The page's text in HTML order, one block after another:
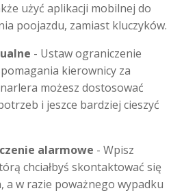
użyć aplikacji mobilnej do
poojazdu, zamiast kluczyków.
- Ustaw ograniczenie
kierownicy za
możesz dostosować
i jeszce bardziej cieszyć
alarmowe - Wpisz
chciałbyś skontaktować się
a w razie poważnego wypadku